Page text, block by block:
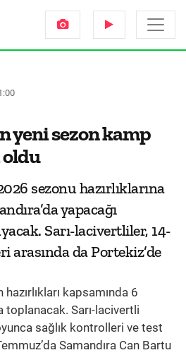
yeni sezon kamp
sezonu hazırlıklarına
yapacağı
Sarı-lacivertliler, 14-
arasında da Portekiz’de
kapsamında 6
toplanacak. Sarı-lacivertli
sağlık kontrolleri ve test
Samandıra Can Bartu